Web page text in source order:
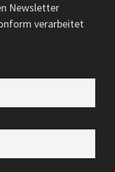
Newsletter
verarbeitet